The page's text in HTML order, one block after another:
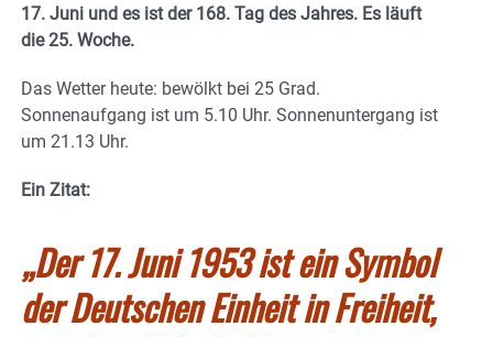
17. Juni und es ist der 168. Tag des Jahres. Es läuft
die 25. Woche.
Das Wetter heute: bewölkt bei 25 Grad.
Sonnenaufgang ist um 5.10 Uhr. Sonnenuntergang ist
um 21.13 Uhr.
Ein Zitat:
„Der 17. Juni 1953 ist ein Symbol
der Deutschen Einheit in Freiheit,